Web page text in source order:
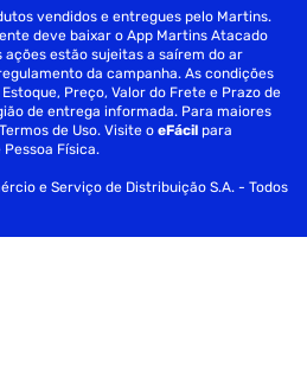
vendidos e entregues pelo Martins.
deve baixar o App Martins Atacado
ações estão sujeitas a saírem do ar
da campanha. As condições
Preço, Valor do Frete e Prazo de
de entrega informada. Para maiores
de Uso. Visite oeFácil para
Física.
e Serviço de Distribuição S.A. - Todos